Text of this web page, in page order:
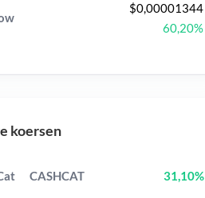
$0,00001344
60,20%
koersen
CASHCAT 31,10%